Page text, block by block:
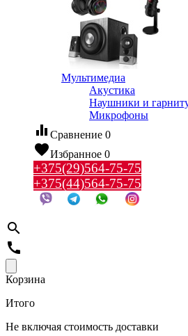
Мультимедиа
Акустика
Наушники и
Микрофоны
equalizer Сравнение 0
favoriteИзбранное 0
+375(29)564-75-75
+375(44)564-75-75
search
call
Корзина
Итого
Не включая стоимость доставки